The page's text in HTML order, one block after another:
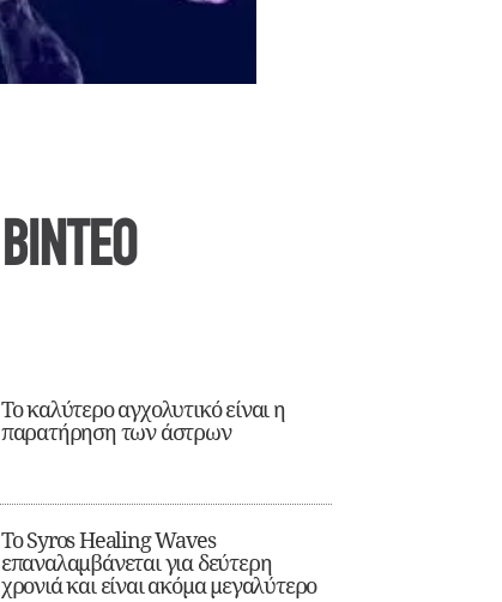
ΒΙΝΤΕΟ
Το καλύτερο αγχολυτικό είναι η
παρατήρηση των άστρων
Το Syros Healing Waves
επαναλαμβάνεται για δεύτερη
χρονιά και είναι ακόμα μεγαλύτερο